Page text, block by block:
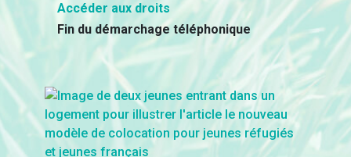
Accéder aux droits
Fin du démarchage téléphonique